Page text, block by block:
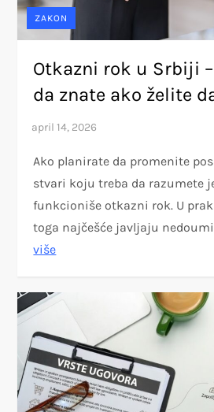
ZAKON
Otkazni rok u Srbiji
da znate ako želite
Ako planirate da promenite
stvari koju treba da razumete
funkcioniše otkazni rok. U
toga najčešće javljaju
više